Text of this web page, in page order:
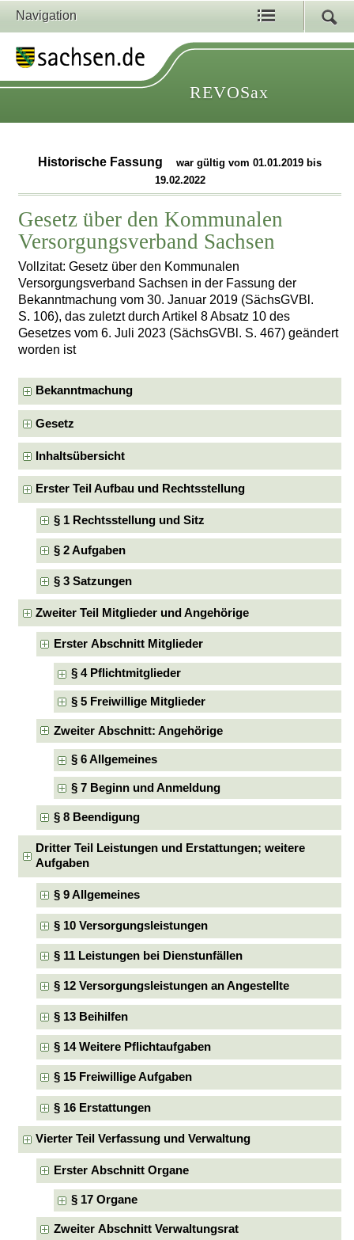
Navigation
REVOSax
Historische Fassung
war gültig vom 01.01.2019 bis
19.02.2022
Gesetz über den Kommunalen
Versorgungsverband Sachsen
Vollzitat: Gesetz über den Kommunalen
Versorgungsverband Sachsen in der Fassung der
Bekanntmachung vom 30. Januar 2019 (SächsGVBl.
S. 106), das zuletzt durch Artikel 8 Absatz 10 des
Gesetzes vom 6. Juli 2023 (SächsGVBl. S. 467) geändert
worden ist
Bekanntmachung
Gesetz
Inhaltsübersicht
Erster Teil Aufbau und Rechtsstellung
§ 1 Rechtsstellung und Sitz
§ 2 Aufgaben
§ 3 Satzungen
Zweiter Teil Mitglieder und Angehörige
Erster Abschnitt Mitglieder
§ 4 Pflichtmitglieder
§ 5 Freiwillige Mitglieder
Zweiter Abschnitt: Angehörige
§ 6 Allgemeines
§ 7 Beginn und Anmeldung
§ 8 Beendigung
Dritter Teil Leistungen und Erstattungen; weitere
Aufgaben
§ 9 Allgemeines
§ 10 Versorgungsleistungen
§ 11 Leistungen bei Dienstunfällen
§ 12 Versorgungsleistungen an Angestellte
§ 13 Beihilfen
§ 14 Weitere Pflichtaufgaben
§ 15 Freiwillige Aufgaben
§ 16 Erstattungen
Vierter Teil Verfassung und Verwaltung
Erster Abschnitt Organe
§ 17 Organe
Zweiter Abschnitt Verwaltungsrat